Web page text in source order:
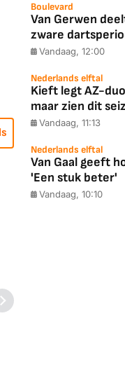
4K TV (2025)
Boulevard
Van Gerwen
zware
Vandaag, 12:00
Nederlands elftal
Kieft legt AZ-
maar zien dit
Vandaag, 11:13
Nederlands elftal
Van Gaal geeft
'Een stuk beter'
Vandaag, 10:10